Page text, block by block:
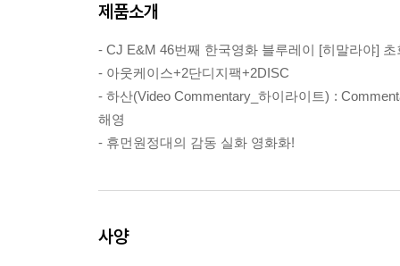
제품소개
- CJ E&M 46번째 한국영화 블루레이 [히말라야]
- 아웃케이스+2단디지팩+2DISC
- 하산(Video Commentary_하이라이트) :
해영
- 휴먼원정대의 감동 실화 영화화!
사양